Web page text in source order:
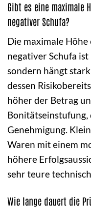
Gibt es eine maximale
negativer Schufa?
Die maximale
negativer Schufa
sondern hängt
dessen
höher der Betrag
Genehmigung.
Waren mit einem
höhere
sehr teure
Wie lange dauert die